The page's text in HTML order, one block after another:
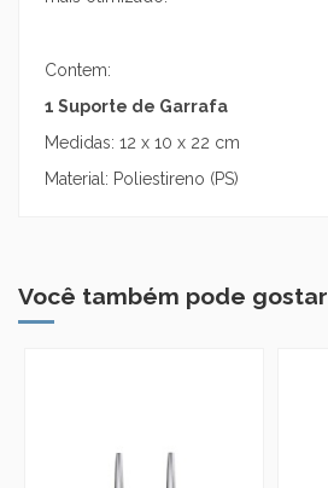
Contem:
1 Suporte de Garrafa
Medidas: 12 x 10 x 22 cm
Material: Poliestireno (PS)
Você também pode gostar